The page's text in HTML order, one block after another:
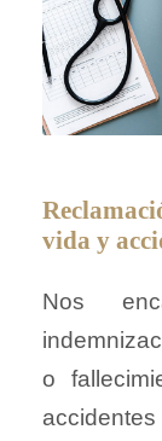
vida y
Nos
o